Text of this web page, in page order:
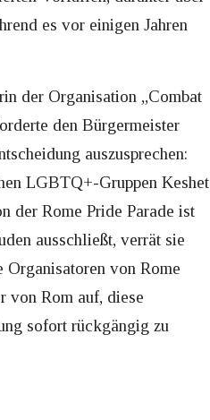
es vor einigen Jahren
der Organisation „Combat
den Bürgermeister
auszusprechen:
LGBTQ+-Gruppen Keshet
der Rome Pride Parade ist
ausschließt, verrät sie
von Rome
von Rom auf, diese
sofort rückgängig zu